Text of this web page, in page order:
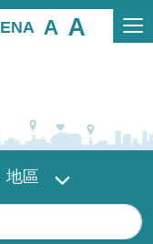
EN
地區